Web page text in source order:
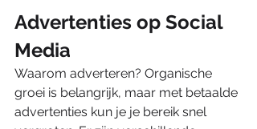
Advertenties op Social
Media
Waarom adverteren? Organische
groei is belangrijk, maar met betaalde
advertenties kun je je bereik snel